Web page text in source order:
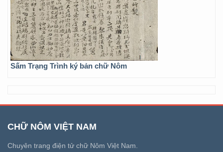
Sấm Trạng Trình ký bản chữ Nôm
CHỮ NÔM VIỆT NAM
Chuyên trang điện tử chữ Nôm Việt Nam.